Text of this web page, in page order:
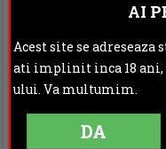
DESCRIERE
OPINII (0)
Vinurile Muse sunt
este surprinsa
AI
Acest site se adreseaza
ati implinit inca 18 ani,
ului. Va multumim.
DA